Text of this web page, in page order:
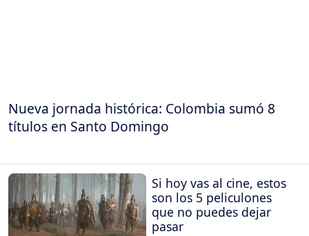
Nueva jornada histórica: Colombia sumó 8
títulos en Santo Domingo
Si hoy vas al cine, estos
son los 5 peliculones
que no puedes dejar
pasar